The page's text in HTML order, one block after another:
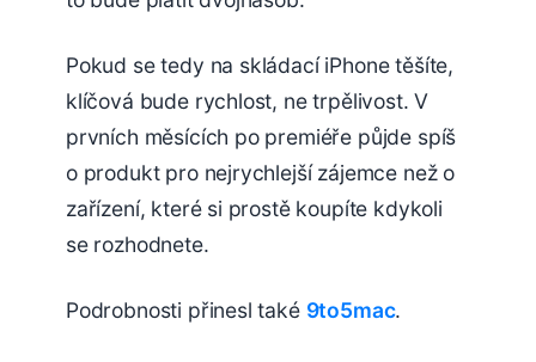
Pokud se tedy na skládací iPhone těšíte,
klíčová bude rychlost, ne trpělivost. V
prvních měsících po premiéře půjde spíš
o produkt pro nejrychlejší zájemce než o
zařízení, které si prostě koupíte kdykoli
se rozhodnete.
Podrobnosti přinesl také 9to5mac.